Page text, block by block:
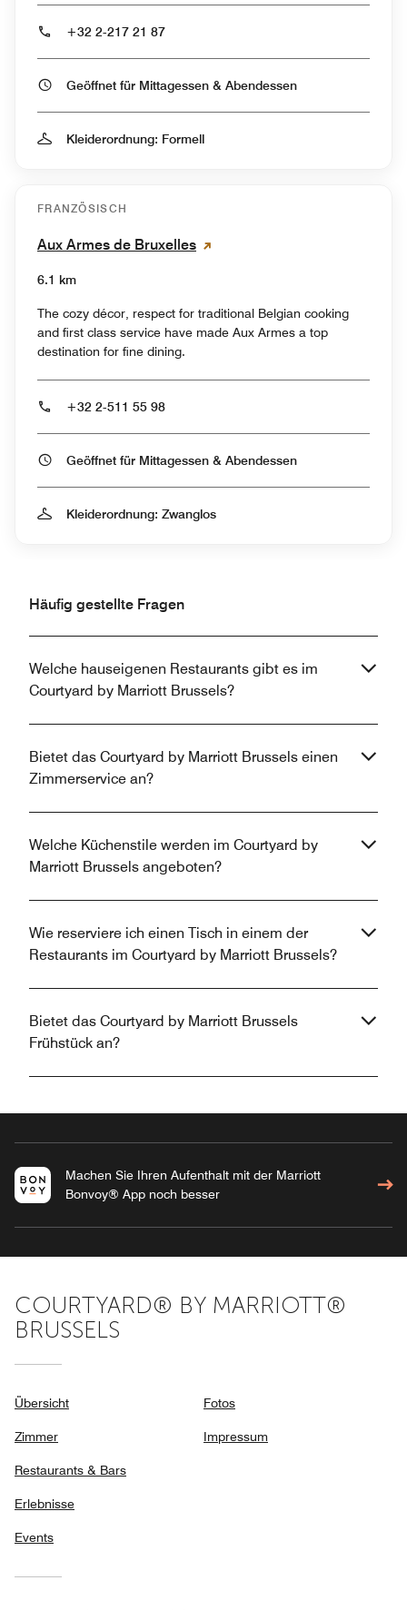
+32 2-217 21 87
Geöffnet für Mittagessen & Abendessen
Kleiderordnung: Formell
FRANZÖSISCH
Aux Armes de Bruxelles
6.1 km
The cozy décor, respect for traditional Belgian cooking
and first class service have made Aux Armes a top
destination for fine dining.
+32 2-511 55 98
Geöffnet für Mittagessen & Abendessen
Kleiderordnung: Zwanglos
Häufig gestellte Fragen
Welche hauseigenen Restaurants gibt es im
Courtyard by Marriott Brussels?
Bietet das Courtyard by Marriott Brussels einen
Zimmerservice an?
Welche Küchenstile werden im Courtyard by
Marriott Brussels angeboten?
Wie reserviere ich einen Tisch in einem der
Restaurants im Courtyard by Marriott Brussels?
Bietet das Courtyard by Marriott Brussels
Frühstück an?
Machen Sie Ihren Aufenthalt mit der Marriott
Bonvoy® App noch besser
COURTYARD® BY MARRIOTT®
BRUSSELS
Übersicht
Zimmer
Restaurants & Bars
Erlebnisse
Events
Fotos
Impressum